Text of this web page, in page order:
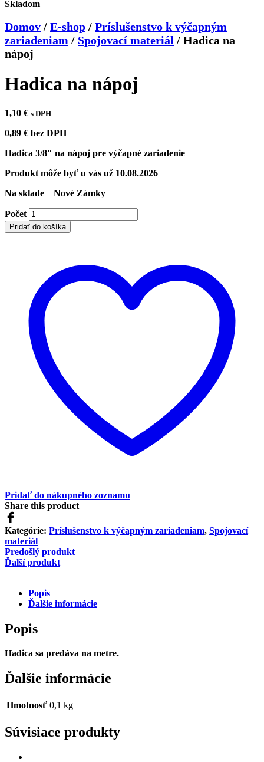
Skladom
Domov / E-shop / Príslušenstvo k výčapným
zariadeniam / Spojovací materiál / Hadica na
nápoj
Hadica na nápoj
1,10 € s DPH
0,89 € bez DPH
Hadica 3/8″ na nápoj pre výčapné zariadenie
Produkt môže byť u vás už 10.08.2026
Na sklade
Nové Zámky
Počet
Pridať do košíka
Pridať do nákupného zoznamu
Share this product
Kategórie: Príslušenstvo k výčapným zariadeniam, Spojovací
materiál
Predošlý produkt
Ďalší produkt
Popis
Ďalšie informácie
Popis
Hadica sa predáva na metre.
Ďalšie informácie
Hmotnosť 0,1 kg
Súvisiace produkty